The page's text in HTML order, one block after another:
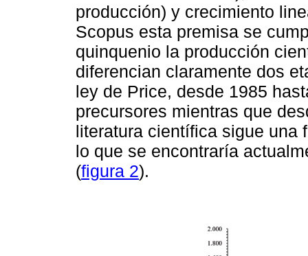
producción) y crecimiento
Scopus esta premisa se
quinquenio la producción
diferencian claramente dos
ley de Price, desde 1985
precursores mientras que
literatura científica sigue una
lo que se encontraría
(figura 2).